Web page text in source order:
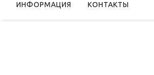
ИНФОРМАЦИЯ КОНТАКТЫ